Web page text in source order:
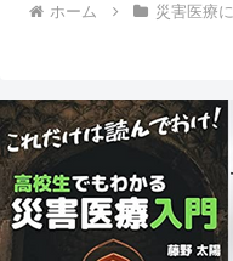
ホーム 災害医療